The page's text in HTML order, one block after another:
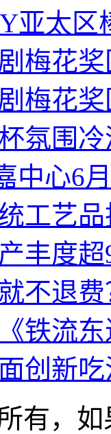
亚太
梅花
梅花
氛围
中心6
工艺
丰度
不退
铁流
创新
有，